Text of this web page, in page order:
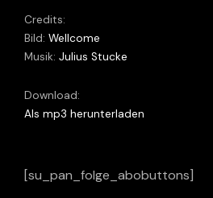
Credits:
Bild: Wellcome
Musik: Julius Stucke
Download:
Als mp3 herunterladen
[su_pan_folge_abobuttons]